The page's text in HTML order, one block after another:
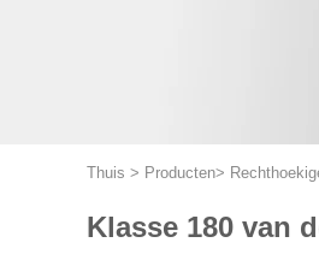
Thuis > Producten>
Klasse 180 van